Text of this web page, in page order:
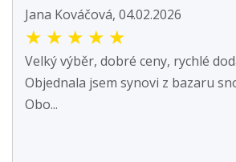
Jana Kováčová, 04.02.2026
★ ★ ★ ★ ★
Velký výběr, dobré ceny, rychlé
Objednala jsem synovi z bazaru
Obo...